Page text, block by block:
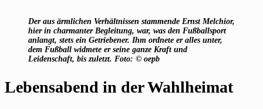
Der aus ärmlichen Verhältnissen stammende Ernst Melchior,
hier in charmanter Begleitung, war, was den Fußballsport
anlangt, stets ein Getriebener. Ihm ordnete er alles unter,
dem Fußball widmete er seine ganze Kraft und
Leidenschaft, bis zuletzt. Foto: © oepb
Lebensabend in der Wahlheimat